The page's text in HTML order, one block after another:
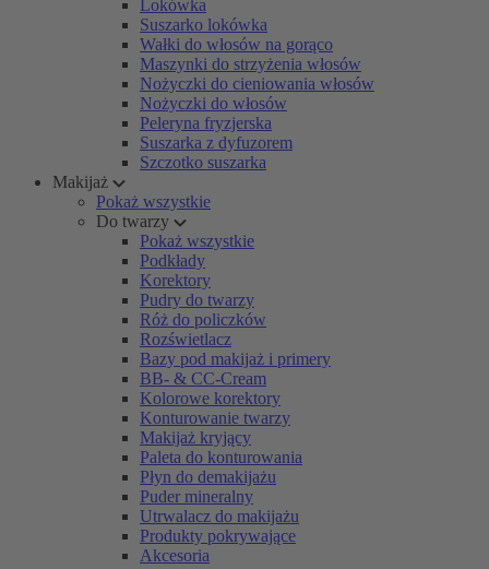
Lokówka
Suszarko lokówka
Wałki do włosów na gorąco
Maszynki do strzyżenia włosów
Nożyczki do cieniowania włosów
Nożyczki do włosów
Peleryna fryzjerska
Suszarka z dyfuzorem
Szczotko suszarka
Makijaż
Pokaż wszystkie
Do twarzy
Pokaż wszystkie
Podkłady
Korektory
Pudry do twarzy
Róż do policzków
Rozświetlacz
Bazy pod makijaż i primery
BB- & CC-Cream
Kolorowe korektory
Konturowanie twarzy
Makijaż kryjący
Paleta do konturowania
Płyn do demakijażu
Puder mineralny
Utrwalacz do makijażu
Produkty pokrywające
Akcesoria